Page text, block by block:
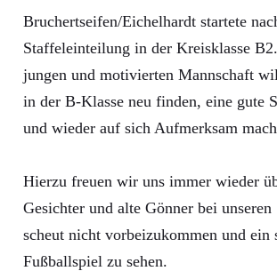
Bruchertseifen/Eichelhardt startete
Staffeleinteilung in der Kreisklasse
jungen und motivierten Mannschaft
in der B-Klasse neu finden, eine gute
und wieder auf sich Aufmerksam
Hierzu freuen wir uns immer wieder
Gesichter und alte Gönner bei
scheut nicht vorbeizukommen und ein
Fußballspiel zu sehen.